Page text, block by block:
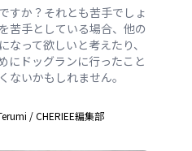
すか？それとも苦手でしょ
苦手としている場合、他の
なって欲しいと考えたり、
にドッグランに行ったこと
ないかもしれません。
/CHERIEE編集部